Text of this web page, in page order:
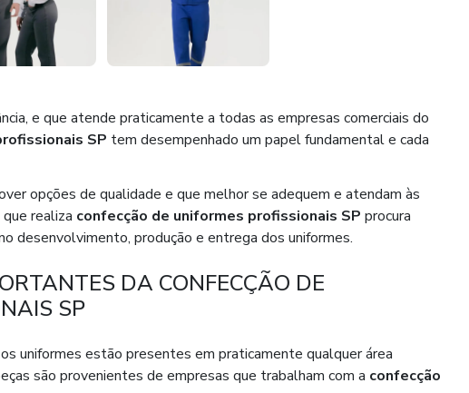
e que atende praticamente a todas as empresas comerciais do
SP tem desempenhado um papel fundamental e cada
opções de qualidade e que melhor se adequem e atendam às
realiza confecção de uniformes profissionais SP procura
desenvolvimento, produção e entrega dos uniformes.
DA CONFECÇÃO DE
SP
uniformes estão presentes em praticamente qualquer área
são provenientes de empresas que trabalham com a confecção